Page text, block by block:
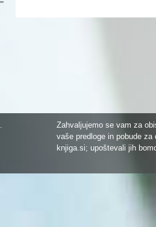
Zahvaljujemo se vam za
vaše predloge in pobude
knjiga.si; upoštevali jih